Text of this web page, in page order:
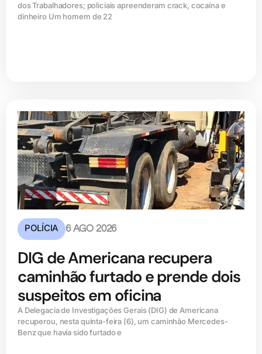
dos Trabalhadores; policiais apreenderam crack, cocaína e
dinheiro Um homem de 22
POLÍCIA 6 AGO 2026
DIG de Americana recupera
caminhão furtado e prende dois
suspeitos em oficina
A Delegacia de Investigações Gerais (DIG) de Americana
recuperou, nesta quinta-feira (6), um caminhão Mercedes-
Benz que havia sido furtado e